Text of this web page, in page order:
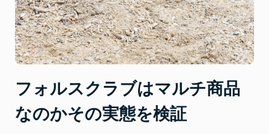
て
コ
ン
ト
ー
ル
フォルスクラブはマルチ商品
なのかその実態を検証